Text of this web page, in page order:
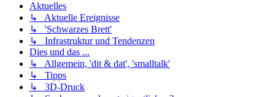
Aktuelles
↳ Aktuelle Ereignisse
↳ 'Schwarzes Brett'
↳ Infrastruktur und Tendenzen
Dies und das ...
↳ Allgemein, 'dit & dat', 'smalltalk'
↳ Tipps
↳ 3D-Druck